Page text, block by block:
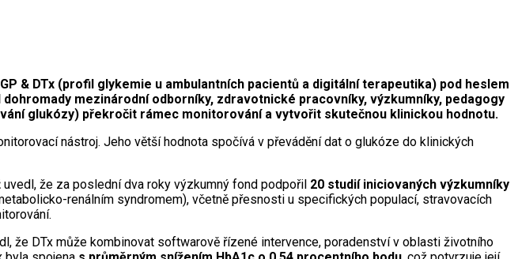
& DTx (profil glykemie u ambulantních pacientů a digitální terapeutika) pod heslem
mezinárodní odborníky, zdravotnické pracovníky, výzkumníky, pedagogy
glukózy) překročit rámec monitorování a vytvořit skutečnou klinickou hodnotu.
nástroj. Jeho větší hodnota spočívá v převádění dat o glukóze do klinických
uvedl, že za poslední dva roky výzkumný fond podpořil 20 studií iniciovaných výzkumníky
renálním syndromem), včetně přesnosti u specifických populací, stravovacích
že DTx může kombinovat softwarově řízené intervence, poradenství v oblasti životního